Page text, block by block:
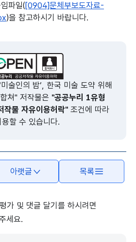
파일([0904]문체부보도자료-
)을 참고하시기 바랍니다.
술인의 밤’, 한국 미술 도약 위해
쳐" 저작물은 "공공누리 1유형
작물 자유이용허락"조건에 따라
용할 수 있습니다.
아랫글 목록
가 및 댓글 달기를 하시려면
세요.